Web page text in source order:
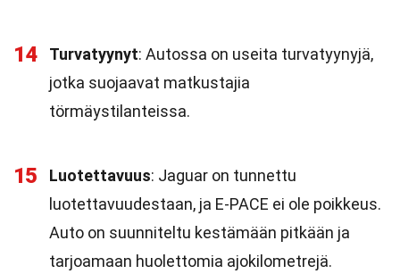
14 Turvatyynyt: Autossa on useita turvatyynyjä,
jotka suojaavat matkustajia
törmäystilanteissa.
15 Luotettavuus: Jaguar on tunnettu
luotettavuudestaan, ja E-PACE ei ole poikkeus.
Auto on suunniteltu kestämään pitkään ja
tarjoamaan huolettomia ajokilometrejä.